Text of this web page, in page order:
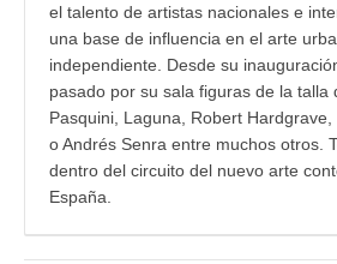
el talento de artistas nacionales e
una base de influencia en el arte
independiente. Desde su
pasado por su sala figuras de la talla
Pasquini, Laguna, Robert
o Andrés Senra entre muchos otros.
dentro del circuito del nuevo arte
España.